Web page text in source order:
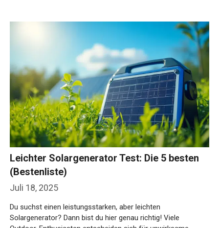
Juli 18, 2025
Leichter Solargenerator Test: Die 5 besten
(Bestenliste)
Du suchst einen leistungsstarken, aber leichten
Solargenerator? Dann bist du hier genau richtig! Viele